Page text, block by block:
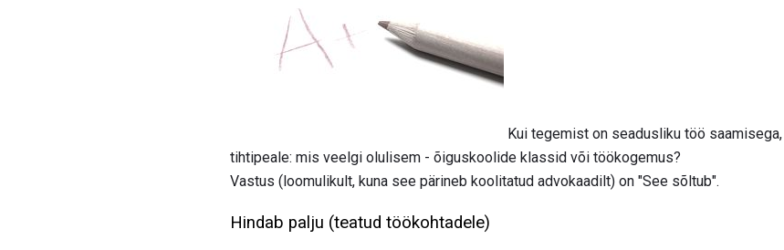
Kui tegemist on seadusliku töö
tihtipeale: mis veelgi olulisem - õiguskoolide klassid või töökogemus?
Vastus (loomulikult, kuna see pärineb koolitatud advokaadilt) on "See sõltub".
Hindab palju (teatud töökohtadele)